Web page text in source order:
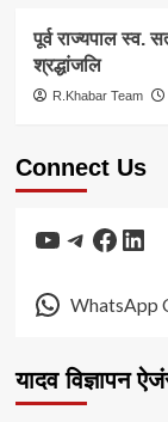
पूर्व राज्यपाल स्व.
श्रद्धांजलि
R.Khabar Team
Connect Us
YouTube
Telegram
WhatsApp
यादव विज्ञापन